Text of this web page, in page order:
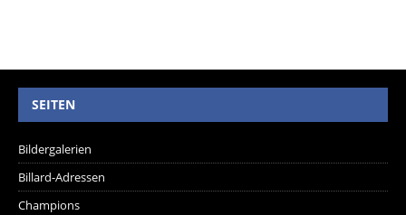
SEITEN
Bildergalerien
Billard-Adressen
Champions